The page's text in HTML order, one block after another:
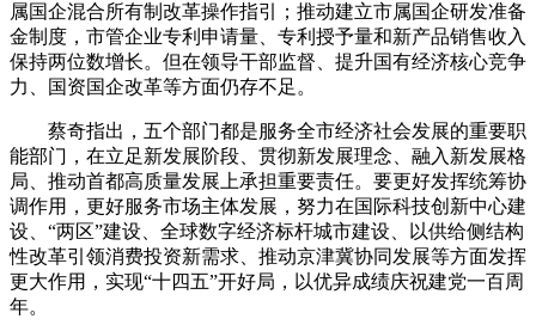
属国企混合所有制改革操作指引；推动建立市属国企研发准备
金制度，市管企业专利申请量、专利授予量和新产品销售收入
保持两位数增长。但在领导干部监督、提升国有经济核心竞争
力、国资国企改革等方面仍存不足。
蔡奇指出，五个部门都是服务全市经济社会发展的重要职
能部门，在立足新发展阶段、贯彻新发展理念、融入新发展格
局、推动首都高质量发展上承担重要责任。要更好发挥统筹协
调作用，更好服务市场主体发展，努力在国际科技创新中心建
设、“两区”建设、全球数字经济标杆城市建设、以供给侧结构
性改革引领消费投资新需求、推动京津冀协同发展等方面发挥
更大作用，实现“十四五”开好局，以优异成绩庆祝建党一百周
年。